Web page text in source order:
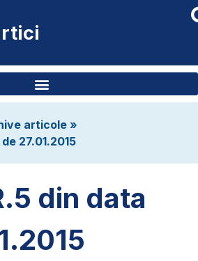
articole »
27.01.2015
din data